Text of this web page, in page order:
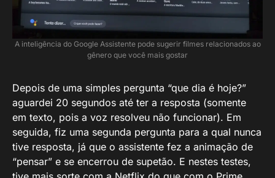
A inteligência do Google Assistente pode sugerir filmes relacionados ao
gênero que você mais gostar
Depois de uma simples pergunta “que dia é hoje?”
aguardei 20 segundos até ter a resposta (somente
em texto, pois a voz resolveu não funcionar). Em
seguida, fiz uma segunda pergunta para a qual nunca
tive resposta, já que o assistente fez a animação de
“pensar” e se encerrou de supetão. E nestes testes,